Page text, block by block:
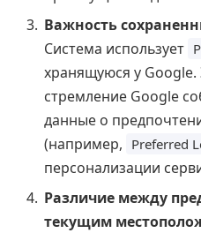
Важность
Система использует
хранящуюся у Google.
стремление Google
данные о
(например, Preferred
персонализации
Различие между
текущим